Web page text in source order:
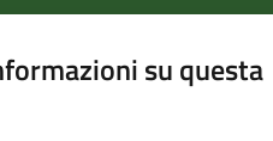
su questa